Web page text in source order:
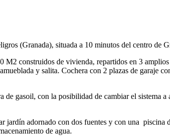
(Granada), situada a 10 minutos del centro de
M2 construidos de vivienda, repartidos en 3
y salita. Cochera con 2 plazas de garaje
gasoil, con la posibilidad de cambiar el sistema
jardín adornado con dos fuentes y con una
de agua.